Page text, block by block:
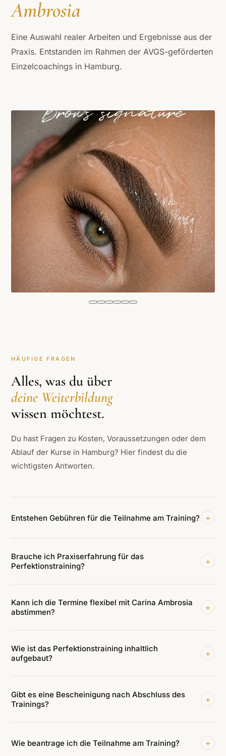
Ambrosia
Eine Auswahl realer Arbeiten und Ergebnisse aus der
Praxis. Entstanden im Rahmen der AVGS-geförderten
Einzelcoachings in Hamburg.
HÄUFIGE FRAGEN
Alles, was du über
deine Weiterbildung
wissen möchtest.
Du hast Fragen zu Kosten, Voraussetzungen oder dem
Ablauf der Kurse in Hamburg? Hier findest du die
wichtigsten Antworten.
Entstehen Gebühren für die Teilnahme am Training? +
Brauche ich Praxiserfahrung für das
Perfektionstraining?
+
Kann ich die Termine flexibel mit Carina Ambrosia
abstimmen?
+
Wie ist das Perfektionstraining inhaltlich
aufgebaut?
+
Gibt es eine Bescheinigung nach Abschluss des
Trainings?
+
Wie beantrage ich die Teilnahme am Training? +